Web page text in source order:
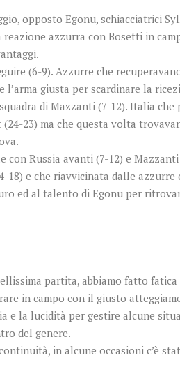
opposto Egonu, schiacciatrici
azzurra con Bosetti in
(6-9). Azzurre che
giusta per scardinare la
di Mazzanti (7-12). Italia
23) ma che questa volta
con Russia avanti (7-12) e
18) e che riavvicinata dalle
ed al talento di Egonu per
partita, abbiamo fatto
in campo con il giusto
e la lucidità per gestire alcune
del genere.
in alcune occasioni c’è